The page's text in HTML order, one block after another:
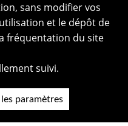
sans modifier vos
et le dépôt de
fréquentation du site
suivi.
paramètres